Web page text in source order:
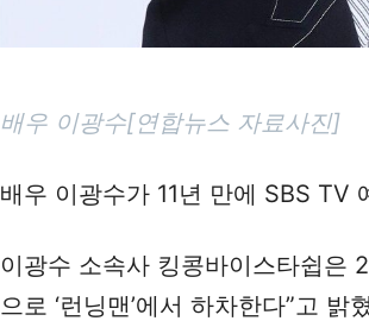
배우 이광수[연합뉴스 자료사진]
배우 이광수가 11년 만에 SBS TV
이광수 소속사 킹콩바이스타쉽은
으로 ‘런닝맨’에서 하차한다”고 밝